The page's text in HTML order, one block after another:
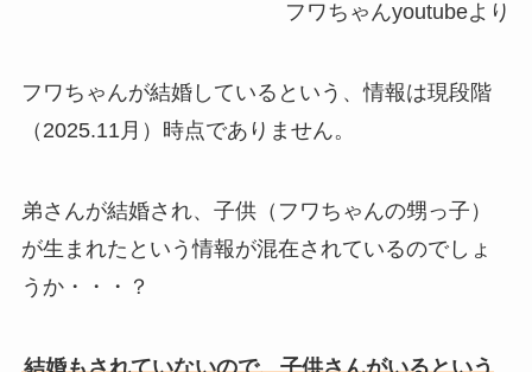
フワちゃんyoutubeより
フワちゃんが結婚しているという、情報は現段階
（2025.11月）時点でありません。
弟さんが結婚され、子供（フワちゃんの甥っ子）
が生まれたという情報が混在されているのでしょ
うか・・・？
結婚もされていないので、子供さんがいるという